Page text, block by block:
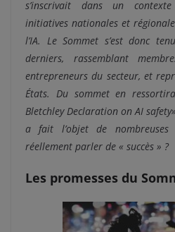
s’inscrivait dans un
initiatives nationales et
l’IA. Le Sommet s’est donc
derniers, rassemblant
entrepreneurs du secteur, et
États. Du sommet en ressortira
Bletchley Declaration on AI
a fait l’objet de nombreuses
réellement parler de « succès » ?
Les promesses du